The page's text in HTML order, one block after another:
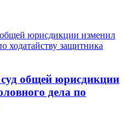
общей юрисдикции
дела по